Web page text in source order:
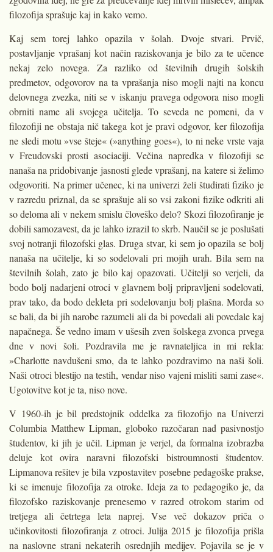
filozofija sprašuje kaj in kako vemo.
Kaj sem torej lahko opazila v šolah. Dvoje stvari. Prvič,
postavljanje vprašanj kot način raziskovanja je bilo za te učence
nekaj zelo novega. Za razliko od številnih drugih šolskih
predmetov, odgovorov na ta vprašanja niso mogli najti na koncu
delovnega zvezka, niti se v iskanju pravega odgovora niso mogli
obrniti name ali svojega učitelja. To seveda ne pomeni, da v
filozofiji ne obstaja nič takega kot je pravi odgovor, ker filozofija
ne sledi motu »vse šteje« (»anything goes«), to ni neke vrste vaja
v Freudovski prosti asociaciji. Večina napredka v filozofiji se
nanaša na pridobivanje jasnosti glede vprašanj, na katere si želimo
odgovoriti. Na primer učenec, ki na univerzi želi študirati fiziko je
v razredu priznal, da se sprašuje ali so vsi zakoni fizike odkriti ali
so deloma ali v nekem smislu človeško delo? Skozi filozofiranje je
dobili samozavest, da je lahko izrazil to skrb. Naučil se je poslušati
svoj notranji filozofski glas. Druga stvar, ki sem jo opazila se bolj
nanaša na učitelje, ki so sodelovali pri mojih urah. Bila sem na
številnih šolah, zato je bilo kaj opazovati. Učitelji so verjeli, da
bodo bolj nadarjeni otroci v glavnem bolj pripravljeni sodelovati,
prav tako, da bodo dekleta pri sodelovanju bolj plašna. Morda so
se bali, da bi jih narobe razumeli ali da bi povedali ali povedale kaj
napačnega. Še vedno imam v ušesih zven šolskega zvonca prvega
dne v novi šoli. Pozdravila me je ravnateljica in mi rekla:
»Charlotte navdušeni smo, da te lahko pozdravimo na naši šoli.
Naši otroci blestijo na testih, vendar niso vajeni misliti sami zase«.
Ugotovitve kot je ta, niso nove.
V 1960-ih je bil predstojnik oddelka za filozofijo na Univerzi
Columbia Matthew Lipman, globoko razočaran nad pasivnostjo
študentov, ki jih je učil. Lipman je verjel, da formalna izobrazba
deluje kot ovira naravni filozofski bistroumnosti študentov.
Lipmanova rešitev je bila vzpostavitev posebne pedagoške prakse,
ki se imenuje filozofija za otroke. Ideja za to pedagogiko je, da
filozofsko raziskovanje prenesemo v razred otrokom starim od
tretjega ali četrtega leta naprej. Vse več dokazov priča o
učinkovitosti filozofiranja z otroci. Julija 2015 je filozofija prišla
na naslovne strani nekaterih osrednjih medijev. Pojavila se je v